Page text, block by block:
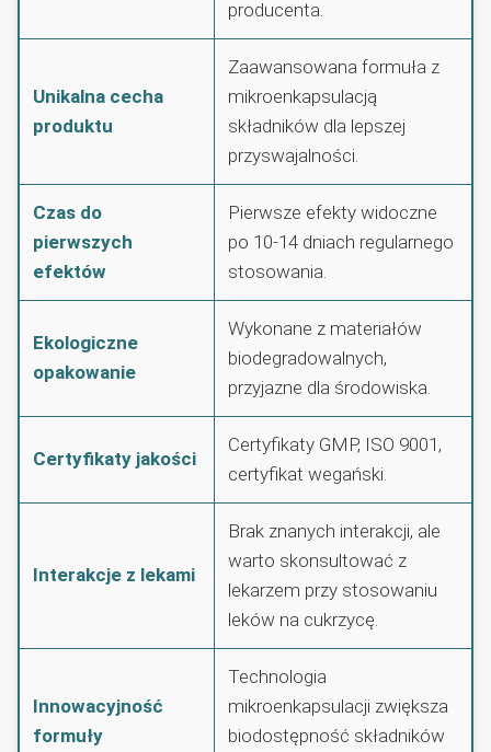
producenta.
Unikalna cecha
produktu
Zaawansowana formuła z
mikroenkapsulacją
składników dla lepszej
przyswajalności.
Czas do
pierwszych
efektów
Pierwsze efekty widoczne
po 10-14 dniach regularnego
stosowania.
Ekologiczne
opakowanie
Wykonane z materiałów
biodegradowalnych,
przyjazne dla środowiska.
Certyfikaty jakości
Certyfikaty GMP, ISO 9001,
certyfikat wegański.
Interakcje z lekami
Brak znanych interakcji, ale
warto skonsultować z
lekarzem przy stosowaniu
leków na cukrzycę.
Innowacyjność
formuły
Technologia
mikroenkapsulacji zwiększa
biodostępność składników